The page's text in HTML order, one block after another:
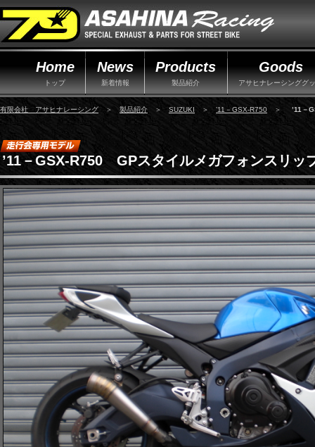
Home
トップ
News
新着情報
Products
製品紹介
Goods
アサヒナレーシンググ
有限会社 アサヒナレーシング ＞ 製品紹介 ＞ SUZUKI ＞ ’11－GSX-R750 ＞ ’11－
’11－GSX-R750 GPスタイルメガフォンスリッ